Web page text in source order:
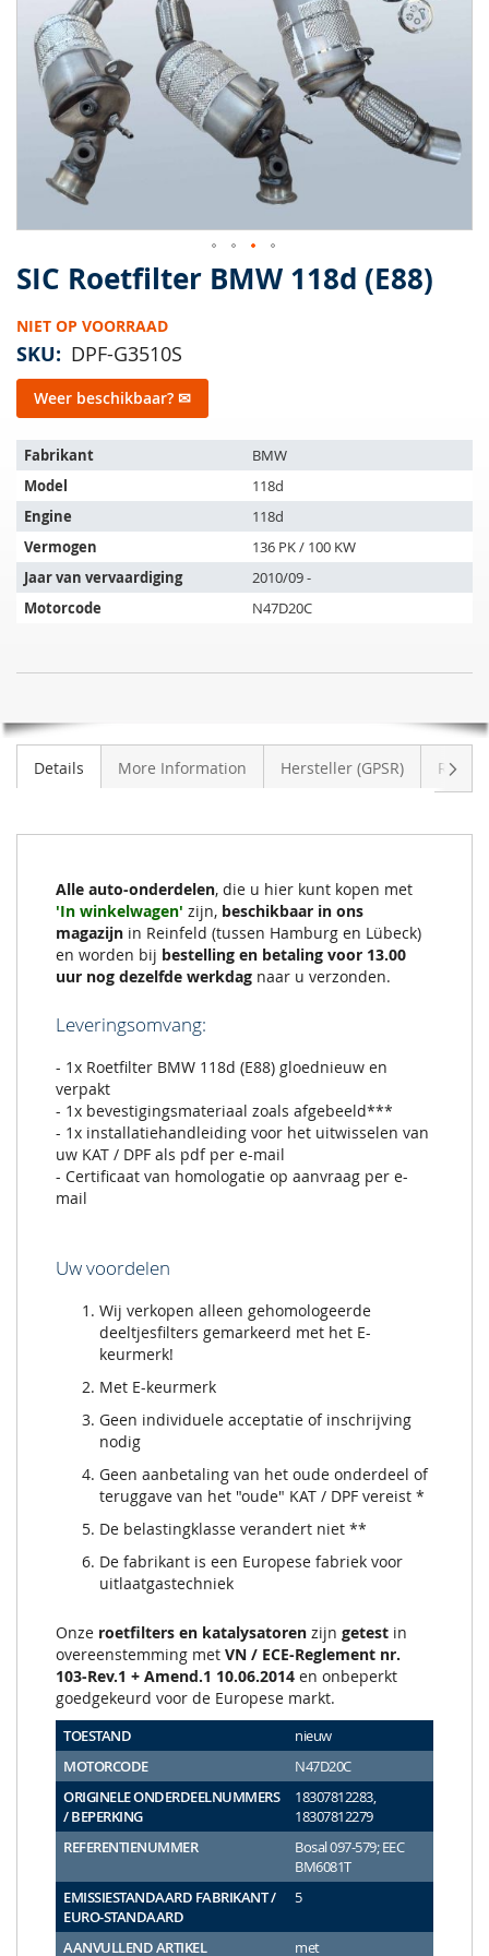
SIC Roetfilter BMW 118d (E88)
NIET OP VOORRAAD
SKU DPF-G3510S
Weer beschikbaar? ✉
Het
artikel
past
op
de
volgende
voertuigen:
Fabrikant
BMW
Model
118d
Engine
118d
Vermogen
136 PK / 100 KW
Jaar van vervaardiging
2010/09 -
Motorcode
N47D20C
BMW
118d
(E88)
VOORRAAD
afbeeldingen-
gallerij
Ga
naar
het
begin
van
de
afbeeldingen-
gallerij
Details More Information Hersteller (GPSR)
Alle auto-onderdelen, die u hier kunt kopen met
'In winkelwagen' zijn, beschikbaar in ons
magazijn in Reinfeld (tussen Hamburg en Lübeck)
en worden bij bestelling en betaling voor 13.00
uur nog dezelfde werkdag naar u verzonden.
Leveringsomvang:
- 1x Roetfilter BMW 118d (E88) gloednieuw en
verpakt
- 1x bevestigingsmateriaal zoals afgebeeld***
- 1x installatiehandleiding voor het uitwisselen van
uw KAT / DPF als pdf per e-mail
- Certificaat van homologatie op aanvraag per e-
mail
Uw voordelen
Wij verkopen alleen gehomologeerde
deeltjesfilters gemarkeerd met het E-
keurmerk!
Met E-keurmerk
Geen individuele acceptatie of inschrijving
nodig
Geen aanbetaling van het oude onderdeel of
teruggave van het "oude" KAT / DPF vereist *
De belastingklasse verandert niet **
De fabrikant is een Europese fabriek voor
uitlaatgastechniek
Onze roetfilters en katalysatoren zijn getest in
overeenstemming met VN / ECE-Reglement nr.
103-Rev.1 + Amend.1 10.06.2014 en onbeperkt
goedgekeurd voor de Europese markt.
TOESTAND
nieuw
MOTORCODE
N47D20C
ORIGINELE ONDERDEELNUMMERS
/ BEPERKING
18307812283,
18307812279
REFERENTIENUMMER
Bosal 097-579; EEC
BM6081T
EMISSIESTANDAARD FABRIKANT /
EURO-STANDAARD
5
AANVULLEND ARTIKEL met